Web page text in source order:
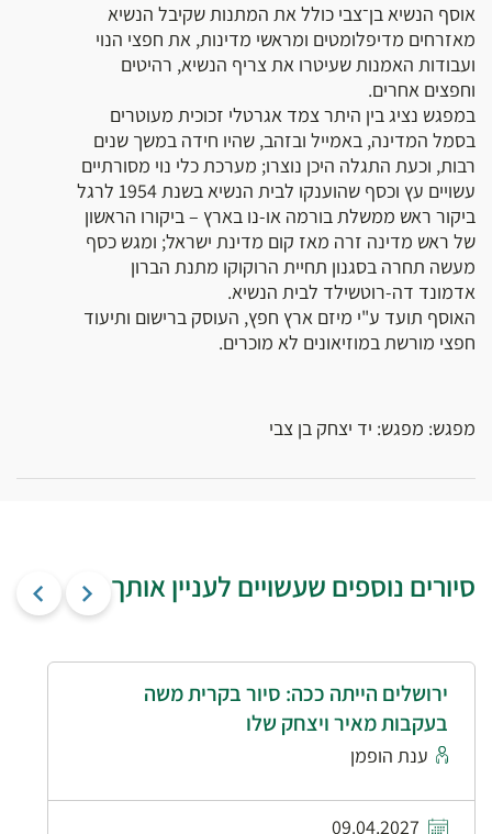
אוסף הנשיא בן־צבי כולל את המתנות שקיבל הנשיא
מאזרחים מדיפלומטים ומראשי מדינות, את חפצי הנוי
ועבודות האמנות שעיטרו את צריף הנשיא, רהיטים
וחפצים אחרים.
במפגש נציג בין היתר צמד אגרטלי זכוכית מעוטרים
בסמל המדינה, באמייל ובזהב, שהיו חידה במשך שנים
רבות, וכעת התגלה היכן נוצרו; מערכת כלי נוי מסורתיים
עשויים עץ וכסף שהוענקו לבית הנשיא בשנת 1954 לרגל
ביקור ראש ממשלת בורמה או-נו בארץ – ביקורו הראשון
של ראש מדינה זרה מאז קום מדינת ישראל; ומגש כסף
מעשה תחרה בסגנון תחיית הרוקוקו מתנת הברון
אדמונד דה-רוטשילד לבית הנשיא.
האוסף תועד ע"י מיזם ארץ חפץ, העוסק ברישום ותיעוד
חפצי מורשת במוזיאונים לא מוכרים.
מפגש: מפגש: יד יצחק בן צבי
סיורים נוספים שעשויים לעניין אותך
ירושלים הייתה ככה: סיור בקרית משה
בעקבות מאיר ויצחק שלו
ענת הופמן
09.04.2027